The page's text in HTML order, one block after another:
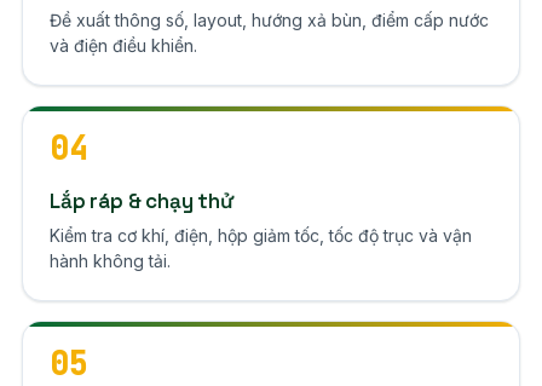
Đề xuất thông số, layout, hướng xả bùn, điểm cấp nước
và điện điều khiển.
04
Lắp ráp & chạy thử
Kiểm tra cơ khí, điện, hộp giảm tốc, tốc độ trục và vận
hành không tải.
05